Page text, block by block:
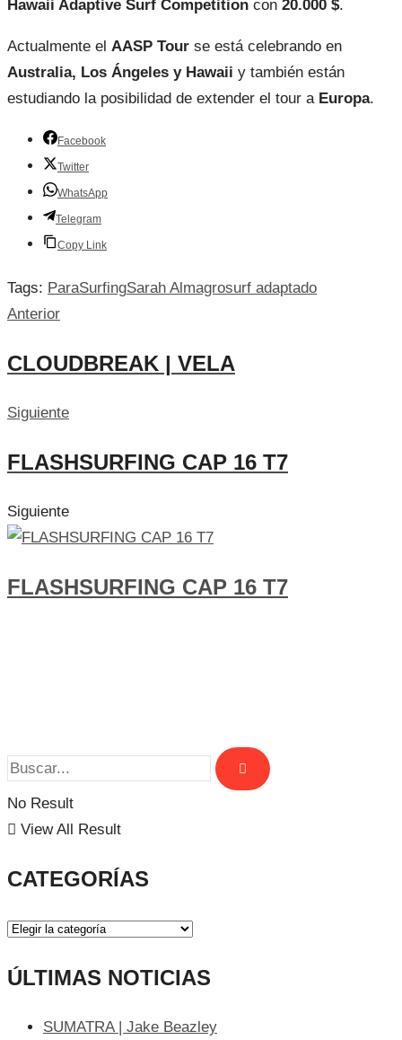
Hawaii Adaptive Surf Competition con 20.000 $.
Actualmente el AASP Tour se está celebrando en
Australia, Los Ángeles y Hawaii y también están
estudiando la posibilidad de extender el tour a Europa.
Facebook
Twitter
WhatsApp
Telegram
Copy Link
Tags: ParaSurfingSarah Almagrosurf adaptado
Anterior
CLOUDBREAK | VELA
Siguiente
FLASHSURFING CAP 16 T7
Siguiente
FLASHSURFING CAP 16 T7
No Result
View All Result
CATEGORÍAS
ÚLTIMAS NOTICIAS
SUMATRA | Jake Beazley